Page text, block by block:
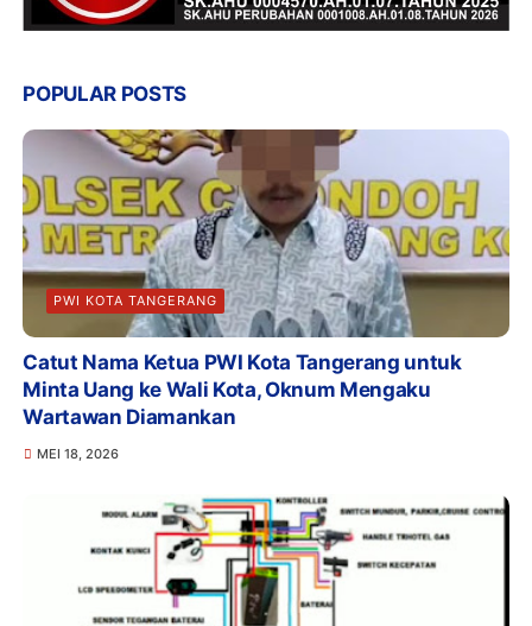
POPULAR POSTS
PWI KOTA TANGERANG
Catut Nama Ketua PWI Kota Tangerang untuk
Minta Uang ke Wali Kota, Oknum Mengaku
Wartawan Diamankan
MEI 18, 2026